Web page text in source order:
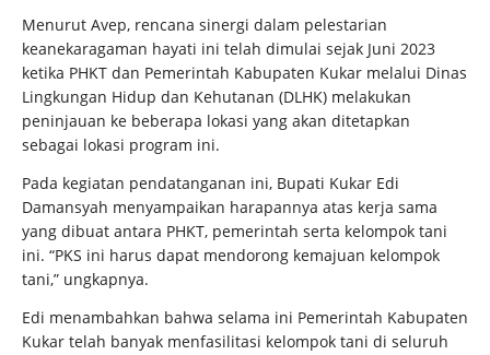
Menurut Avep, rencana sinergi dalam pelestarian
keanekaragaman hayati ini telah dimulai sejak Juni 2023
ketika PHKT dan Pemerintah Kabupaten Kukar melalui Dinas
Lingkungan Hidup dan Kehutanan (DLHK) melakukan
peninjauan ke beberapa lokasi yang akan ditetapkan
sebagai lokasi program ini.
Pada kegiatan pendatanganan ini, Bupati Kukar Edi
Damansyah menyampaikan harapannya atas kerja sama
yang dibuat antara PHKT, pemerintah serta kelompok tani
ini. “PKS ini harus dapat mendorong kemajuan kelompok
tani,” ungkapnya.
Edi menambahkan bahwa selama ini Pemerintah Kabupaten
Kukar telah banyak menfasilitasi kelompok tani di seluruh